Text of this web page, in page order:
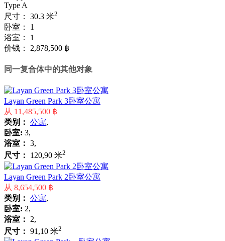
Type A
尺寸：
30.3 米2
卧室：
1
浴室：
1
价钱：
2,878,500 ฿
同一复合体中的其他对象
Layan Green Park 3卧室公寓
从 11,485,500 ฿
类别： 公寓,
卧室: 3,
浴室： 3,
尺寸：
120,90 米2
Layan Green Park 2卧室公寓
从 8,654,500 ฿
类别： 公寓,
卧室: 2,
浴室：
2,
尺寸： 91,10 米2